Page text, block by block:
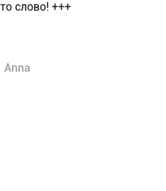
слово! +++
Anna